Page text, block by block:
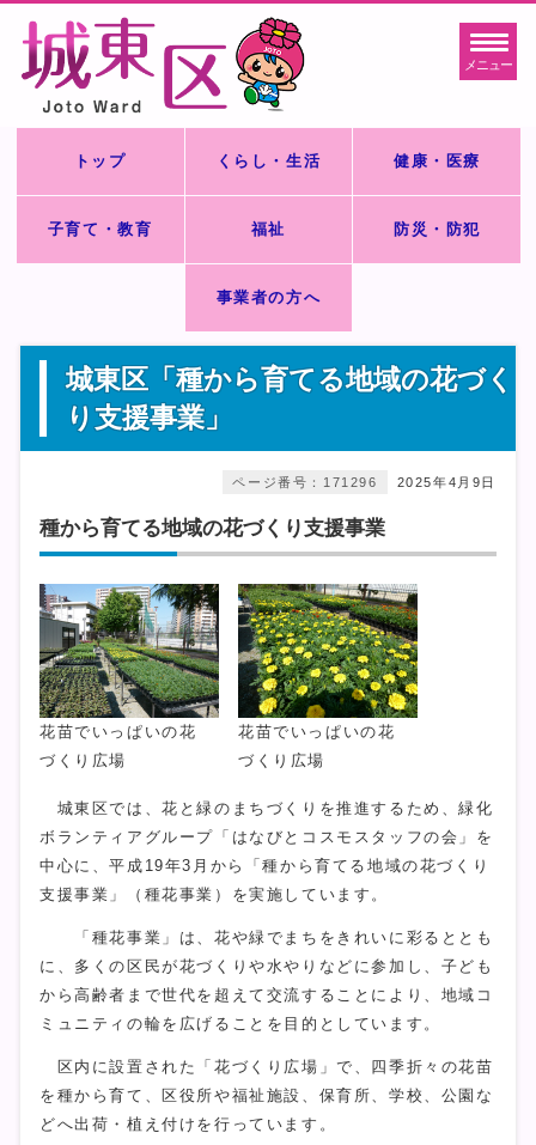
メニュー
トップ くらし・生活 健康・医療
子育て・教育 福祉 防災・防犯
事業者の方へ
城東区「種から育てる地域の花づく
り支援事業」
2025年4月9日
ページ番号：171296
種から育てる地域の花づくり支援事業
花苗でいっぱいの花
づくり広場
花苗でいっぱいの花
づくり広場
城東区では、花と緑のまちづくりを推進するため、緑化
ボランティアグループ「はなびとコスモスタッフの会」を
中心に、平成19年3月から「種から育てる地域の花づくり
支援事業」（種花事業）を実施しています。
「種花事業」は、花や緑でまちをきれいに彩るととも
に、多くの区民が花づくりや水やりなどに参加し、子ども
から高齢者まで世代を超えて交流することにより、地域コ
ミュニティの輪を広げることを目的としています。
区内に設置された「花づくり広場」で、四季折々の花苗
を種から育て、区役所や福祉施設、保育所、学校、公園な
どへ出荷・植え付けを行っています。